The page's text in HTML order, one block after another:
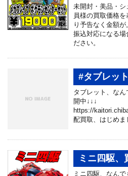
未開封・美品・
員様の買取価格
り予告なく金額
振込対応になる場
ださい。
#タブレッ
タブレット、な
開中↓↓↓
https://
配買取、はじめ
ミニ四駆、
ミニ四駆、なん